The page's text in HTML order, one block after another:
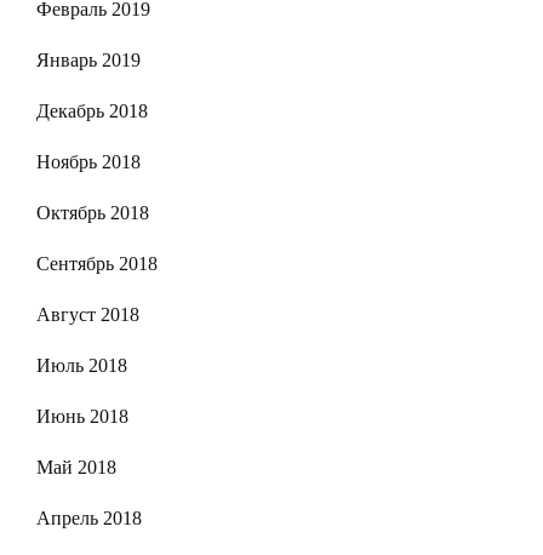
Февраль 2019
Январь 2019
Декабрь 2018
Ноябрь 2018
Октябрь 2018
Сентябрь 2018
Август 2018
Июль 2018
Июнь 2018
Май 2018
Апрель 2018